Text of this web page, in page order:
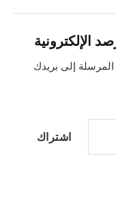
الإلكترونية
إلى بريدك
اشتراك